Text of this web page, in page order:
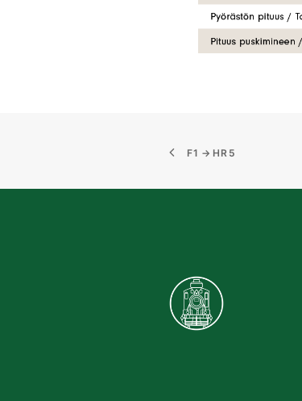
F1 → HR5